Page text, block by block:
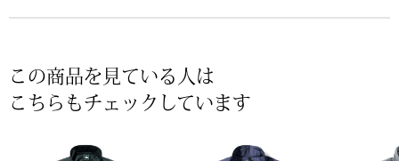
ランド
この商品を見ている人は
こちらもチェックしています